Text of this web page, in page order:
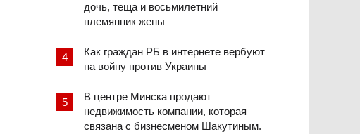
дочь, теща и восьмилетний
племянник жены
Как граждан РБ в интернете вербуют
на войну против Украины
В центре Минска продают
недвижимость компании, которая
связана с бизнесменом Шакутиным.